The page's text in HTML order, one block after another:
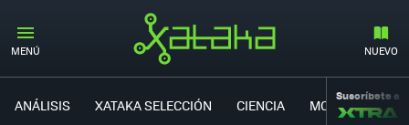
MENÚ NUEVO
ANÁLISIS XATAKA SELECCIÓN CIENCIA MOVILIDAD
Suscríbete a